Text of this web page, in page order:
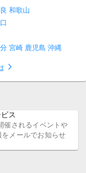
和歌山
宮崎 鹿児島 沖縄
arrow_forward_ios
ス
催されるイベントや
メールでお知らせ